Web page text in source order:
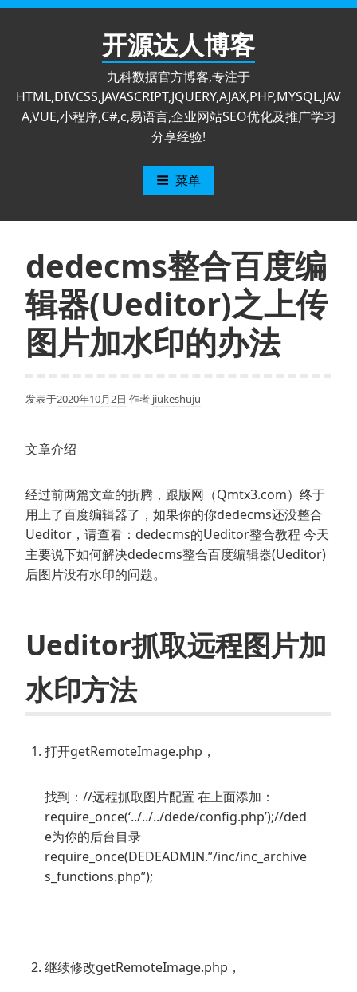
跳
开源达人博客
九科数据官方博客,专注于
HTML,DIVCSS,JAVASCRIPT,JQUERY,AJAX,PHP,MYSQL,JAV
A,VUE,小程序,C#,c,易语言,企业网站SEO优化及推广学习
分享经验!
菜单
dedecms整合百度编
辑器(Ueditor)之上传
图片加水印的办法
发表于2020年10月2日 作者 jiukeshuju
文章介绍
经过前两篇文章的折腾，跟版网（Qmtx3.com）终于
用上了百度编辑器了，如果你的你dedecms还没整合
Ueditor，请查看：dedecms的Ueditor整合教程 今天
主要说下如何解决dedecms整合百度编辑器(Ueditor)
后图片没有水印的问题。
Ueditor抓取远程图片加
水印方法
打开getRemoteImage.php，
找到：//远程抓取图片配置 在上面添加：
require_once(‘../../../dede/config.php’);//ded
e为你的后台目录
require_once(DEDEADMIN.”/inc/inc_archive
s_functions.php”);
继续修改getRemoteImage.php，